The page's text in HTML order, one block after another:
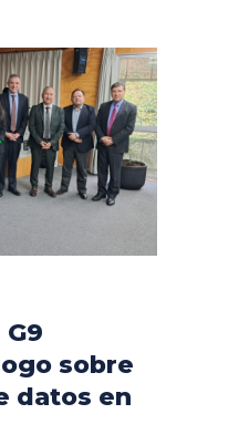
G9
sobre
datos en